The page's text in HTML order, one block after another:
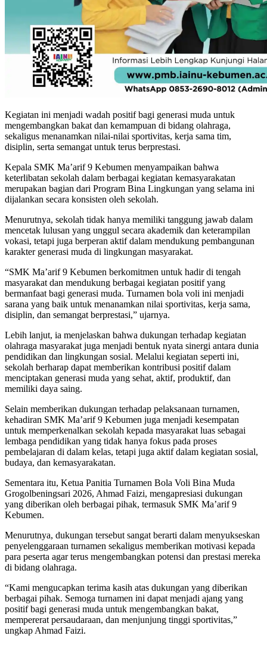
Kegiatan ini menjadi wadah positif bagi generasi muda untuk
mengembangkan bakat dan kemampuan di bidang olahraga,
sekaligus menanamkan nilai-nilai sportivitas, kerja sama tim,
disiplin, serta semangat untuk terus berprestasi.
Kepala SMK Ma’arif 9 Kebumen menyampaikan bahwa
keterlibatan sekolah dalam berbagai kegiatan kemasyarakatan
merupakan bagian dari Program Bina Lingkungan yang selama ini
dijalankan secara konsisten oleh sekolah.
Menurutnya, sekolah tidak hanya memiliki tanggung jawab dalam
mencetak lulusan yang unggul secara akademik dan keterampilan
vokasi, tetapi juga berperan aktif dalam mendukung pembangunan
karakter generasi muda di lingkungan masyarakat.
“SMK Ma’arif 9 Kebumen berkomitmen untuk hadir di tengah
masyarakat dan mendukung berbagai kegiatan positif yang
bermanfaat bagi generasi muda. Turnamen bola voli ini menjadi
sarana yang baik untuk menanamkan nilai sportivitas, kerja sama,
disiplin, dan semangat berprestasi,” ujarnya.
Lebih lanjut, ia menjelaskan bahwa dukungan terhadap kegiatan
olahraga masyarakat juga menjadi bentuk nyata sinergi antara dunia
pendidikan dan lingkungan sosial. Melalui kegiatan seperti ini,
sekolah berharap dapat memberikan kontribusi positif dalam
menciptakan generasi muda yang sehat, aktif, produktif, dan
memiliki daya saing.
Selain memberikan dukungan terhadap pelaksanaan turnamen,
kehadiran SMK Ma’arif 9 Kebumen juga menjadi kesempatan
untuk memperkenalkan sekolah kepada masyarakat luas sebagai
lembaga pendidikan yang tidak hanya fokus pada proses
pembelajaran di dalam kelas, tetapi juga aktif dalam kegiatan sosial,
budaya, dan kemasyarakatan.
Sementara itu, Ketua Panitia Turnamen Bola Voli Bina Muda
Grogolbeningsari 2026, Ahmad Faizi, mengapresiasi dukungan
yang diberikan oleh berbagai pihak, termasuk SMK Ma’arif 9
Kebumen.
Menurutnya, dukungan tersebut sangat berarti dalam menyukseskan
penyelenggaraan turnamen sekaligus memberikan motivasi kepada
para peserta agar terus mengembangkan potensi dan prestasi mereka
di bidang olahraga.
“Kami mengucapkan terima kasih atas dukungan yang diberikan
berbagai pihak. Semoga turnamen ini dapat menjadi ajang yang
positif bagi generasi muda untuk mengembangkan bakat,
mempererat persaudaraan, dan menjunjung tinggi sportivitas,”
ungkap Ahmad Faizi.